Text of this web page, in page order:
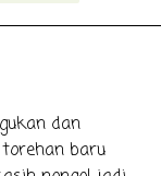
dan
baru